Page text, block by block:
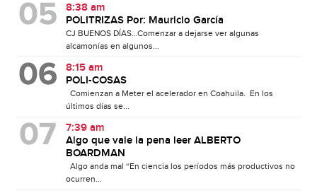
8:38 am
POLITRIZAS Por: Mauricio García
CJ BUENOS DÍAS…Comenzar a dejarse ver algunas
alcamonías en algunos...
8:15 am
POLI-COSAS
Comienzan a Meter el acelerador en Coahuila. En los
últimos días se...
7:39 am
Algo que vale la pena leer ALBERTO
BOARDMAN
Algo anda mal “En ciencia los períodos más productivos no
ocurren...